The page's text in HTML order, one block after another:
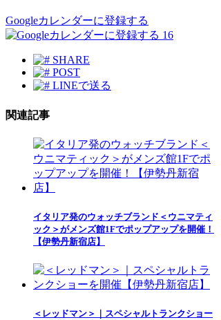
Googleカレンダーに登録する
16
SHARE
POST
LINEで送る
関連記事
イタリア発のウォッチブランド＜ウニマティ
ック＞がメンズ館1Fでポップアップを開催！
【伊勢丹新宿店】
＜レッドマン＞｜スペシャルトランクショー